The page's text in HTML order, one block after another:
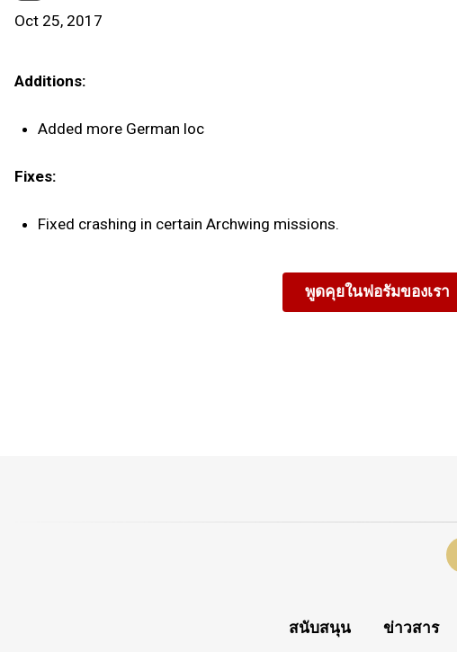
Oct 25, 2017
Additions:
Added more German loc
Fixes:
Fixed crashing in certain Archwing missions.
พูดคุยในฟอรัมของเรา
สนับสนุน ข่าวสาร